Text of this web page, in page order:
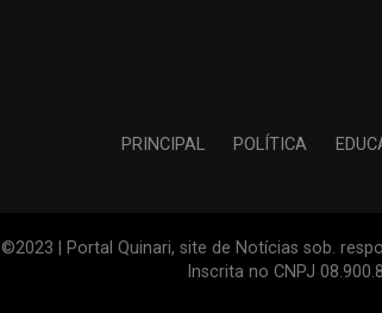
PRINCIPAL POLÍTICA
©2023 | Portal Quinari, site de Notícias sob.
Inscrita no CNPJ